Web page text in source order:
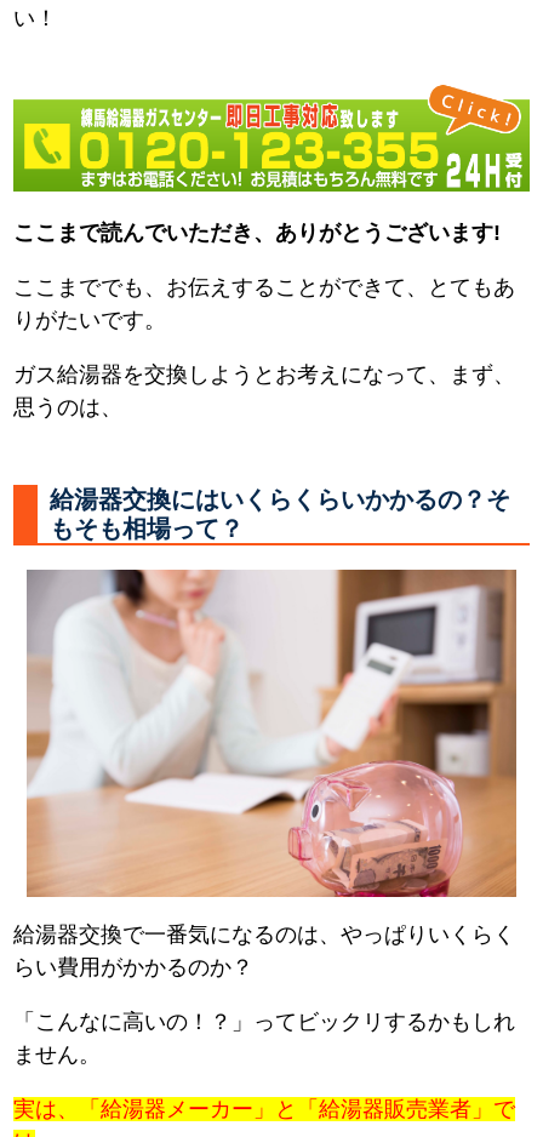
い！
ここまで読んでいただき、ありがとうございます!
ここまででも、お伝えすることができて、とてもあ
りがたいです。
ガス給湯器を交換しようとお考えになって、まず、
思うのは、
給湯器交換にはいくらくらいかかるの？そ
もそも相場って？
給湯器交換で一番気になるのは、やっぱりいくらく
らい費用がかかるのか？
「こんなに高いの！？」ってビックリするかもしれ
ません。
実は、「給湯器メーカー」と「給湯器販売業者」で